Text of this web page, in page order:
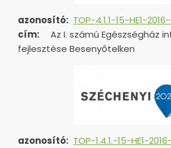
azonosító: TOP-4.1.1-15-HE1-
cím:
Az I. számú Egészségház
fejlesztése Besenyőtelken
azonosító: TOP-1.4.1.-15-HE1-